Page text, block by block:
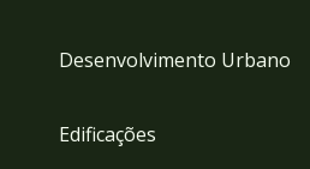
Desenvolvimento Urbano
Edificações